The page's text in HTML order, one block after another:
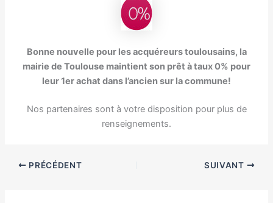
Bonne nouvelle pour les acquéreurs toulousains, la
mairie de Toulouse maintient son prêt à taux 0% pour
leur 1er achat dans l’ancien sur la commune!
Nos partenaires sont à votre disposition pour plus de
renseignements.
PRÉCÉDENT SUIVANT